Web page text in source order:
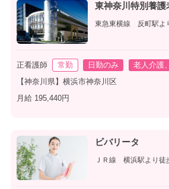
東神奈川特別養護
東急東横線 反町駅よ
正看護師 常勤 日勤のみ
老人介護
【神奈川県】横浜市神奈川区
月給 195,440円
ビバリータ
ＪＲ線 横浜駅より徒